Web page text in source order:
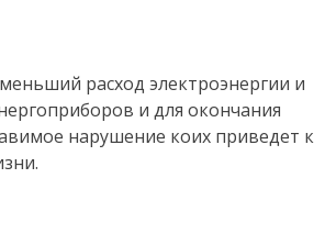
расход электроэнергии и
и для окончания
нарушение коих приведет к